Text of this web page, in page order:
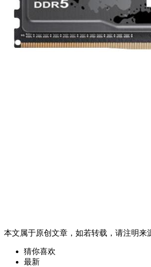
本文属于原创文章，如若转载，请注明来
猜你喜欢
最新